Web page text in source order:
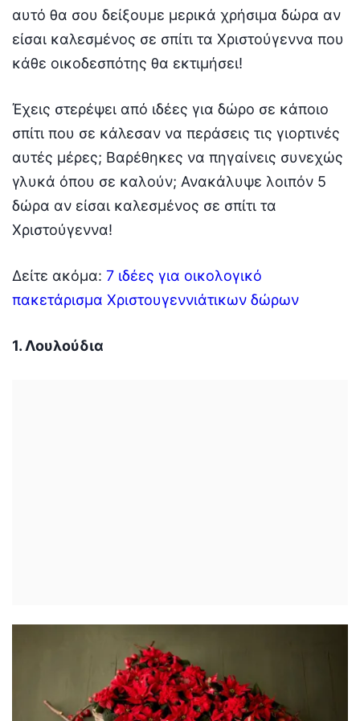
αυτό θα σου δείξουμε μερικά χρήσιμα δώρα αν
είσαι καλεσμένος σε σπίτι τα Χριστούγεννα που
κάθε οικοδεσπότης θα εκτιμήσει!
Έχεις στερέψει από ιδέες για δώρο σε κάποιο
σπίτι που σε κάλεσαν να περάσεις τις γιορτινές
αυτές μέρες; Βαρέθηκες να πηγαίνεις συνεχώς
γλυκά όπου σε καλούν; Ανακάλυψε λοιπόν 5
δώρα αν είσαι καλεσμένος σε σπίτι τα
Χριστούγεννα!
Δείτε ακόμα: 7 ιδέες για οικολογικό
πακετάρισμα Χριστουγεννιάτικων δώρων
1. Λουλούδια